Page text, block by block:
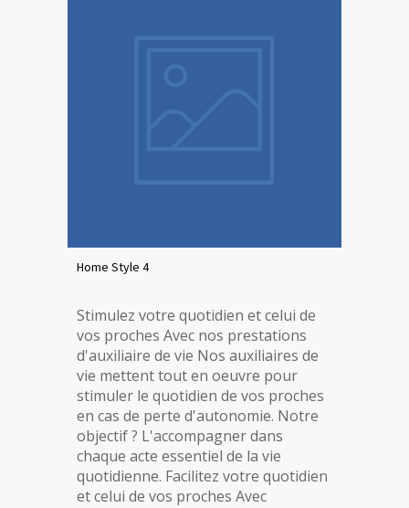
Home Style 4
Stimulez votre quotidien et celui de
vos proches Avec nos prestations
d'auxiliaire de vie Nos auxiliaires de
vie mettent tout en oeuvre pour
stimuler le quotidien de vos proches
en cas de perte d'autonomie. Notre
objectif ? L'accompagner dans
chaque acte essentiel de la vie
quotidienne. Facilitez votre quotidien
et celui de vos proches Avec